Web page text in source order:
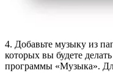
4. Добавьте музыку из
которых вы будете
программы «Музыка».